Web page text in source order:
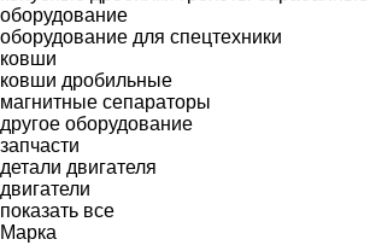
оборудование
оборудование для спецтехники
ковши
ковши дробильные
магнитные сепараторы
другое оборудование
запчасти
детали двигателя
двигатели
показать все
Марка